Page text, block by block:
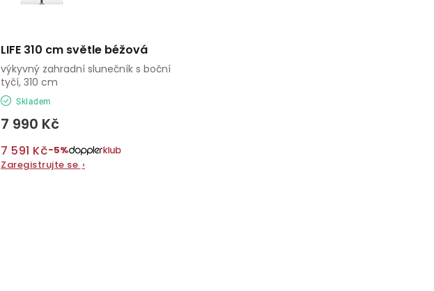
LIFE 310 cm světle béžová
Skladem
7 990 Kč
7 591 Kč−5%
Zaregistrujte se ›
výkyvný zahradní slunečník s boční
tyčí, 310 cm